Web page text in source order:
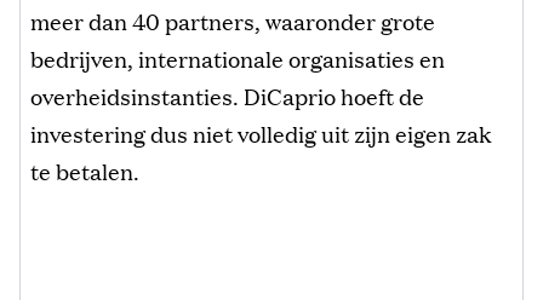
meer dan 40 partners, waaronder grote
bedrijven, internationale organisaties en
overheidsinstanties. DiCaprio hoeft de
investering dus niet volledig uit zijn eigen zak
te betalen.